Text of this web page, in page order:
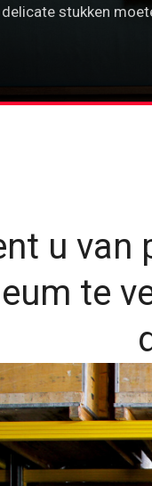
stukken
u van
te